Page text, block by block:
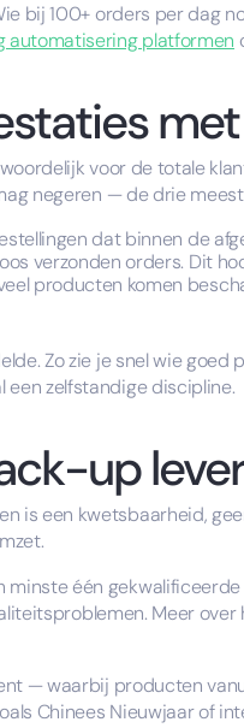
bij 100+ orders per
automatisering platformen
voor de totale
negeren — de drie
dat binnen de
verzonden orders. Dit
producten komen
Zo zie je snel wie
een zelfstandige discipline.
up
is een kwetsbaarheid,
één
Meer
— waarbij producten
Chinees Nieuwjaar of